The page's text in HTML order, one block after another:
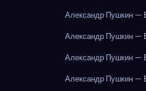
Александр Пушкин —
Александр Пушкин —
Александр Пушкин —
Александр Пушкин —